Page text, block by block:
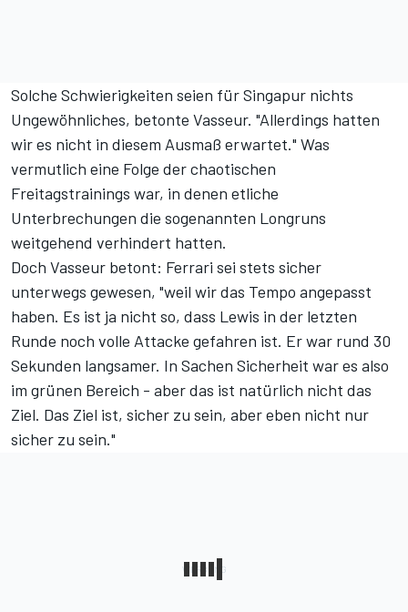
Solche Schwierigkeiten seien für Singapur nichts
Ungewöhnliches, betonte Vasseur. "Allerdings hatten
wir es nicht in diesem Ausmaß erwartet." Was
vermutlich eine Folge derchaotischen
Freitagstrainings war, in denen etliche
Unterbrechungen die sogenannten Longruns
weitgehend verhindert hatten.
Doch Vasseur betont: Ferrari sei stets sicher
unterwegs gewesen, "weil wir das Tempo angepasst
haben. Es ist ja nicht so, dass Lewis in der letzten
Runde noch volle Attacke gefahren ist. Er war rund 30
Sekunden langsamer. In Sachen Sicherheit war es also
im grünen Bereich - aber das ist natürlich nicht das
Ziel. Das Ziel ist, sicher zu sein, aber eben nicht nur
sicher zu sein."